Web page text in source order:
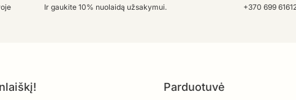
Ir gaukite 10% nuolaidą užsakymui. +370 699
Parduotuvė